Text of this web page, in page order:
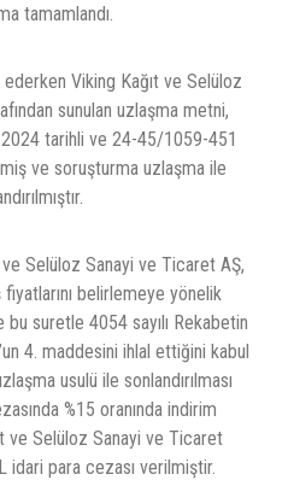
tamamlandı.
Viking Kağıt ve Selüloz
sunulan uzlaşma metni,
tarihli ve 24-45/1059-451
ve soruşturma uzlaşma ile
Selüloz Sanayi ve Ticaret AŞ,
fiyatlarını belirlemeye yönelik
suretle 4054 sayılı Rekabetin
4. maddesini ihlal ettiğini kabul
usulü ile sonlandırılması
%15 oranında indirim
ve Selüloz Sanayi ve Ticaret
idari para cezası verilmiştir.